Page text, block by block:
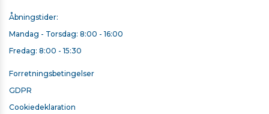
Åbningstider:
Mandag - Torsdag: 8:00 - 16:00
Fredag: 8:00 - 15:30
Forretningsbetingelser
GDPR
Cookiedeklaration